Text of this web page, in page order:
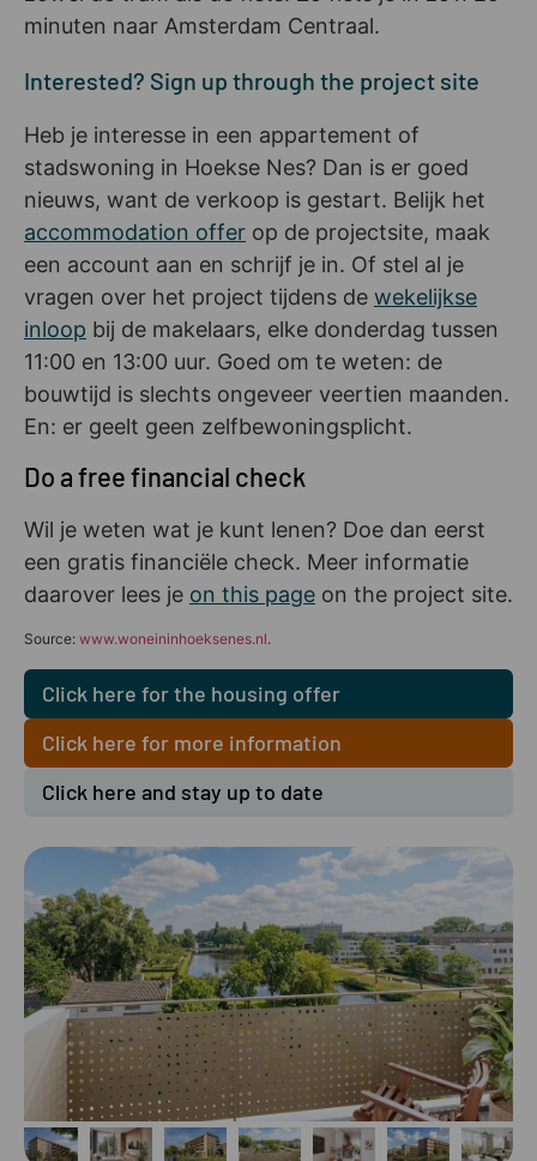
minuten naar Amsterdam Centraal.
Interested? Sign up through the project site
Heb je interesse in een appartement of
stadswoning in Hoekse Nes? Dan is er goed
nieuws, want de verkoop is gestart. Belijk het
accommodation offer op de projectsite, maak
een account aan en schrijf je in. Of stel al je
vragen over het project tijdens de wekelijkse
inloop bij de makelaars, elke donderdag tussen
11:00 en 13:00 uur. Goed om te weten: de
bouwtijd is slechts ongeveer veertien maanden.
En: er geelt geen zelfbewoningsplicht.
Do a free financial check
Wil je weten wat je kunt lenen? Doe dan eerst
een gratis financiële check. Meer informatie
daarover lees je on this page on the project site.
Source: www.woneininhoeksenes.nl.
Click here for the housing offer
Click here for more information
Click here and stay up to date